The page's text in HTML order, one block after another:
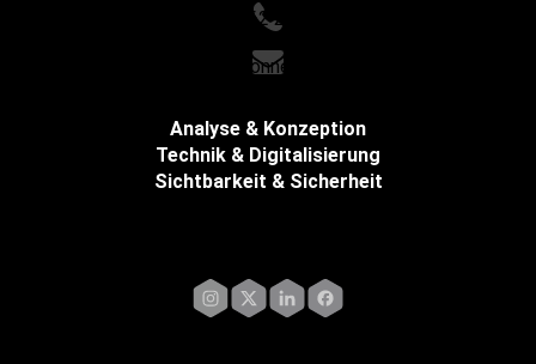
+43 662 216065
office@connetation.at
Analyse & Konzeption
Technik & Digitalisierung
Sichtbarkeit & Sicherheit
Instagram
X LinkedInFacebook